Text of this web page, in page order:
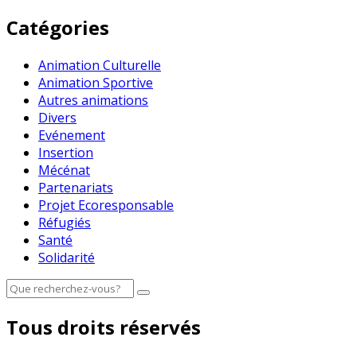
Catégories
Animation Culturelle
Animation Sportive
Autres animations
Divers
Evénement
Insertion
Mécénat
Partenariats
Projet Ecoresponsable
Réfugiés
Santé
Solidarité
Tous droits réservés